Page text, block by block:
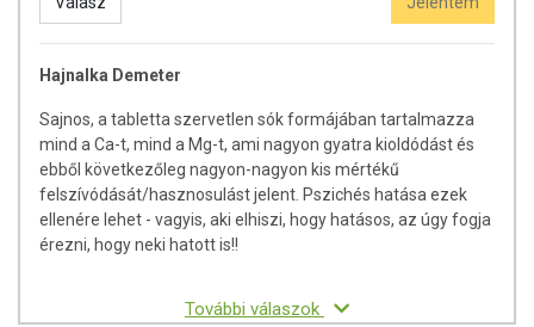
szerint élelmiszereknek minősülnek, amelyek a hagyományos étrend
tápanyagokat. Bár az étrend-kiegészítők kedvező élettani hatással
rendelkezhetnek, amely egyénenként eltérő lehet, jelölésük,
megjelenítésük, és reklámozásuk során nem engedélyezett a
készítményeknek betegséget megelőző vagy gyógyító hatást
tulajdonítani.
nem az orvosi kezelés helyettesítésére alkalmas! Betegség esetén
Hajnalka Demeter
Sajnos, a tabletta szervetlen sók formájában tartalmazza
mind a Ca-t, mind a Mg-t, ami nagyon gyatra kioldódást és
ebből következőleg nagyon-nagyon kis mértékű
felszívódását/hasznosulást jelent. Pszichés hatása ezek
ellenére lehet - vagyis, aki elhiszi, hogy hatásos, az úgy fogja
érezni, hogy neki hatott is!!
További válaszok